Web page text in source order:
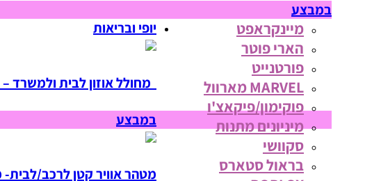
במבצע
מיינקראפט
הארי פוטר
פורטנייט
MARVEL מארוול
פוקימון/פיקאצ'ו
מיניונים מתנות
סקוושי
בראול סטארס
יופי ובריאות
מחולל אוזון לבית ולמשרד –
במבצע
מטהר אוויר קטן לרכב/לבית-